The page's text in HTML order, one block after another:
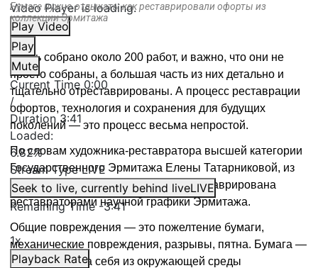
Video Player is loading.
Play Video
Play
Mute
Current Time 0:00
/
Duration 3:41
Loaded:
6.82%
Stream TypeLIVE
Seek to live, currently behind liveLIVE
Remaining Time -3:41
1x
Playback Rate
Бумаге нужно отдыхать: как реставрировали офорты из
коллекции Эрмитажа
Здесь собрано около 200 работ, и важно, что они не
просто собраны, а большая часть из них детально и
тщательно отреставрированы. А процесс реставрации
офортов, технология и сохранения для будущих
поколений — это процесс весьма непростой.
По словам художника-реставратора высшей категории
Государственного Эрмитажа Елены Татарниковой, из
двухсот экспонатовтреть была отреставрирована
реставраторами научной графики Эрмитажа.
Общие повреждения — это пожелтение бумаги,
механические повреждения, разрывы, пятна. Бумага —
абсорбирует на себя из окружающей среды